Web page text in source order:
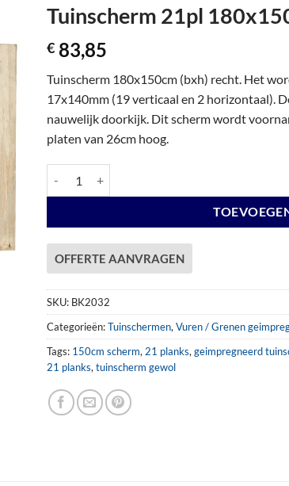
Tuinscherm 21pl
€ 83,85
Tuinscherm 180x150cm (bxh) recht. Het
17x140mm (19 verticaal en 2 horizontaal).
nauwelijk doorkijk. Dit scherm wordt
platen van 26cm hoog.
OFFERTE AANVRAGEN
SKU: BK2032
Categorieën:Tuinschermen, Vuren / Grenen
Tags: 150cm scherm, 21 planks, geimpregneerd
21 planks, tuinscherm gewol